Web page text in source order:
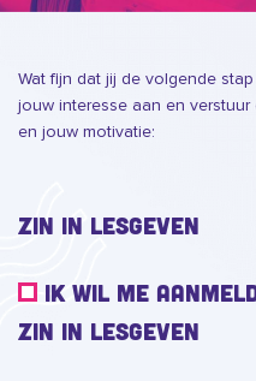
Wat fijn dat jij de volgende
jouw interesse aan en
en jouw motivatie:
Zin in Lesgeven
ik wil me
Zin in Lesgeven